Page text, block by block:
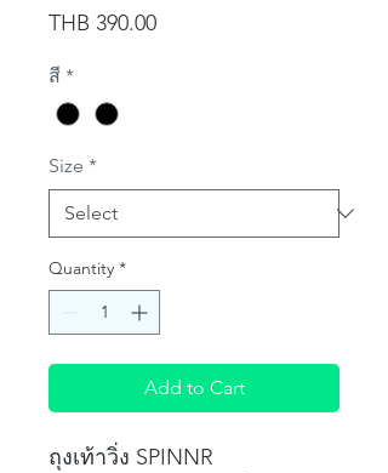
THB 390.00Price
สี *
Size *
Quantity *
Add to Cart
ถุงเท้าวิ่ง SPINNR